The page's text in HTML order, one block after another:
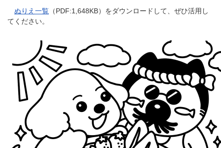
ぬりえ一覧 （PDF:1,648KB）をダウンロードして、ぜひ活用し
てください。